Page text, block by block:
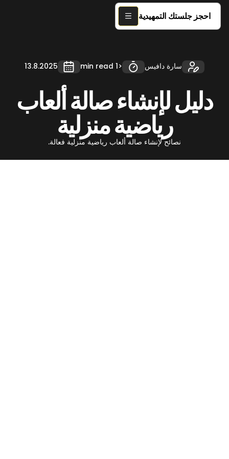
احجز جلستك التمهيدية
سارة دافيس <1 min read
13.8.2025
دليل لإنشاء صالة ألعاب
رياضية منزلية
نصائح لإنشاء صالة ألعاب رياضية منزلية فعالة.